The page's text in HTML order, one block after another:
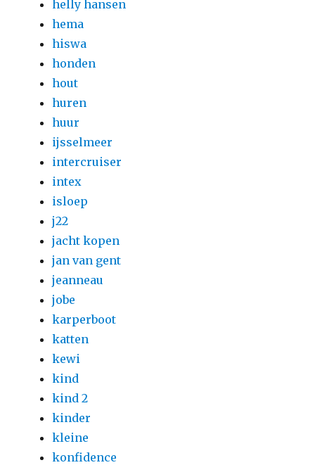
helly hansen
hema
hiswa
honden
hout
huren
huur
ijsselmeer
intercruiser
intex
isloep
j22
jacht kopen
jan van gent
jeanneau
jobe
karperboot
katten
kewi
kind
kind 2
kinder
kleine
konfidence